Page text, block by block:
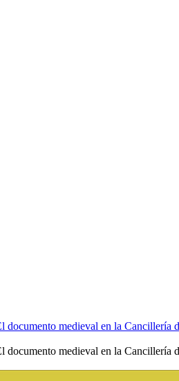
documento medieval en la Cancillería
documento medieval en la Cancillería